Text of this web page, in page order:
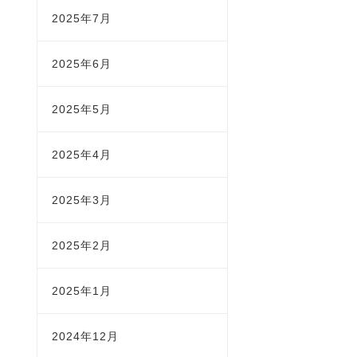
2025年7月
2025年6月
2025年5月
2025年4月
2025年3月
2025年2月
2025年1月
2024年12月